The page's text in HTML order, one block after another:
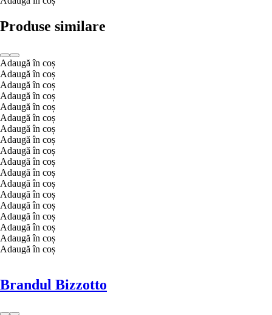
Produse similare
Adaugă în coș
Adaugă în coș
Adaugă în coș
Adaugă în coș
Adaugă în coș
Adaugă în coș
Adaugă în coș
Adaugă în coș
Adaugă în coș
Adaugă în coș
Adaugă în coș
Adaugă în coș
Adaugă în coș
Adaugă în coș
Adaugă în coș
Adaugă în coș
Adaugă în coș
Adaugă în coș
Brandul Bizzotto